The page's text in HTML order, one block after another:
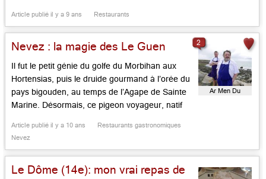
Maurice Rougemont les évoque en images… De
quoi attendre patiemment la réouverture de leur
maison au […]...
Article publié il y a 9 ans Restaurants
Nevez : la magie des Le Guen
Il fut le petit génie du golfe du Morbihan aux
Hortensias, puis le druide gourmand à l’orée du
pays bigouden, au temps de l’Agape de Sainte
Marine. Désormais, ce pigeon voyageur, natif
déjà, au bel hôtel de Pierre-Yves Roué, pile en
Article publié il y a 10 ans
Restaurants gastronomiques
Nevez
Ar Men Du
2
Le Dôme (14e): mon vrai repas de